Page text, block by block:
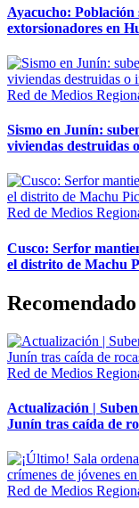
Ayacucho: Población
extorsionadores en
Red de Medios
Sismo en Junín:
viviendas destruidas
Red de Medios
Cusco: Serfor
el distrito de Machu
Recomendado
Red de Medios
Actualización |
Junín tras caída de
Red de Medios